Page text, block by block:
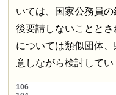
いては、国家公務員
後要請しないことと
については類似団体
意しながら検討してい